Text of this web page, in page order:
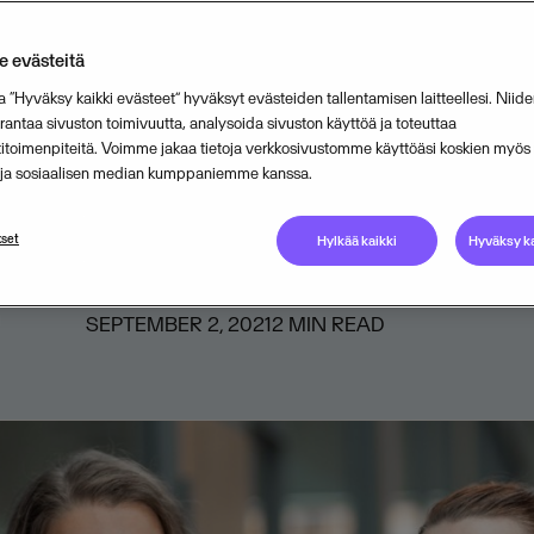
ja ohjelmistoyhtiö Visma
hiilidioksidipäästöjen
hiilijalanjälkilaskurin pilotit
SEPTEMBER 2, 20212 MIN READ
evästeitä
“Hyväksy kaikki evästeet” hyväksyt evästeiden tallentamisen laitteellesi.
sivuston toimivuutta, analysoida sivuston käyttöä ja toteuttaa
Voimme jakaa tietoja verkkosivustomme käyttöäsi koskien myös
sosiaalisen median kumppaniemme kanssa.
Hylkää kaikki Hyväksy